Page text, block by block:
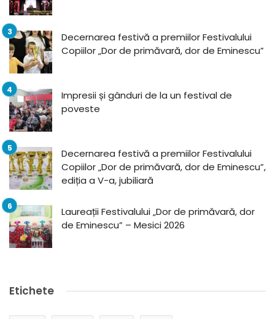
Decernarea festivă a premiilor Festivalului
Copiilor „Dor de primăvară, dor de Eminescu”
Impresii și gânduri de la un festival de
poveste
Decernarea festivă a premiilor Festivalului
Copiilor „Dor de primăvară, dor de Eminescu”,
ediția a V-a, jubiliară
Laureații Festivalului „Dor de primăvară, dor
de Eminescu” – Mesici 2026
Etichete